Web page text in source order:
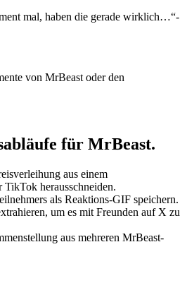
mal, haben die gerade wirklich…“-
von MrBeast oder den
für MrBeast.
aus einem
herausschneiden.
als Reaktions-GIF speichern.
um es mit Freunden auf X zu
aus mehreren MrBeast-